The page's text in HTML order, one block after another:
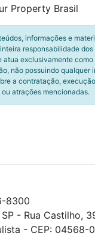
Property Brasil
informações e
responsabilidade
atua exclusivamente
não possuindo qualquer
a contratação,
atrações mencionadas.
8300
- Rua Castilho,
- CEP: 04568-